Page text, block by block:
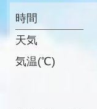
時間
天気
気温(℃)